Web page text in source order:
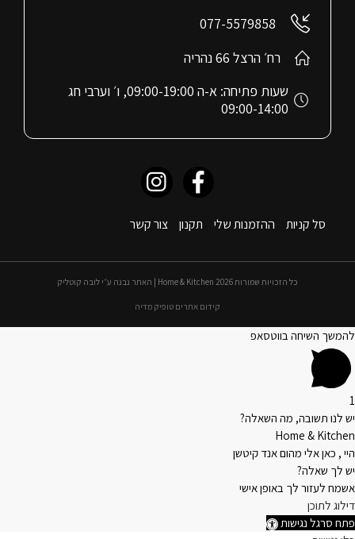
סל קניות ההזמנות שלי תקנון צור קשר
077-5579858
רח׳ הרצל 66 נהריה
שעות פתיחה: א-ה 09:00-19:00, ו׳ וערבי חג
09:00-14:00
כל הזכויות שמורות 2026 Home & Kitchen | האתר נבנה ע״י לובה קוטליק
קידום אתרים טופיק מדיה
להמשך השיחה בווטסאפ
1
יש לנו תשובה, מה השאלה?
Home & Kitchen
היי , כאן אלי מהום אנד קיטשן
יש לך שאלה?
אשמח לעזור לך באופן אישי
דילוג לתוכן
פתח סרגל נגישות